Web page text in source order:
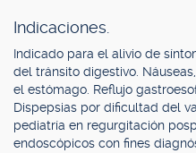
Indicaciones.
Indicado para el alivio de
del tránsito digestivo.
el estómago. Reflujo
Dispepsias por dificultad del
pediatría en regurgitación
endoscópicos con fines